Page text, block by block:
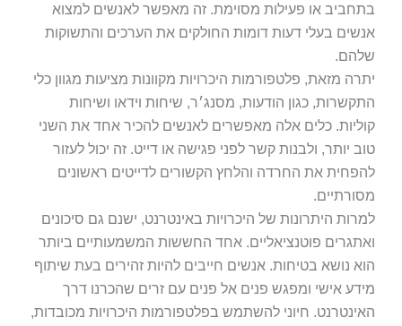
או פעילות מסוימת. זה מאפשר לאנשים למצוא
בעלי דעות דומות החולקים את הערכים והתשוקות
מזאת, פלטפורמות היכרויות מקוונות מציעות מגוון כלי
כגון הודעות, מסנג׳ר, שיחות וידאו ושיחות
כלים אלה מאפשרים לאנשים להכיר אחד את השני
יותר, ולבנות קשר לפני פגישה או דייט. זה יכול לעזור
את החרדה והלחץ הקשורים לדייטים ראשונים
היתרונות של היכרויות באינטרנט, ישנם גם סיכונים
פוטנציאליים. אחד החששות המשמעותיים ביותר
נושא בטיחות. אנשים חייבים להיות זהירים בעת שיתוף
אישי ומפגש פנים אל פנים עם זרים שהכרנו דרך
חיוני להשתמש בפלטפורמות היכרויות מכובדות,